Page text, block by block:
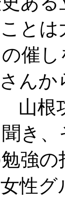
と
催
ん
山根
き
強
性